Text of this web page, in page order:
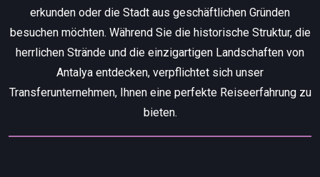
erkunden oder die Stadt aus geschäftlichen Gründen
besuchen möchten. Während Sie die historische Struktur, die
herrlichen Strände und die einzigartigen Landschaften von
Antalya entdecken, verpflichtet sich unser
Transferunternehmen, Ihnen eine perfekte Reiseerfahrung zu
bieten.